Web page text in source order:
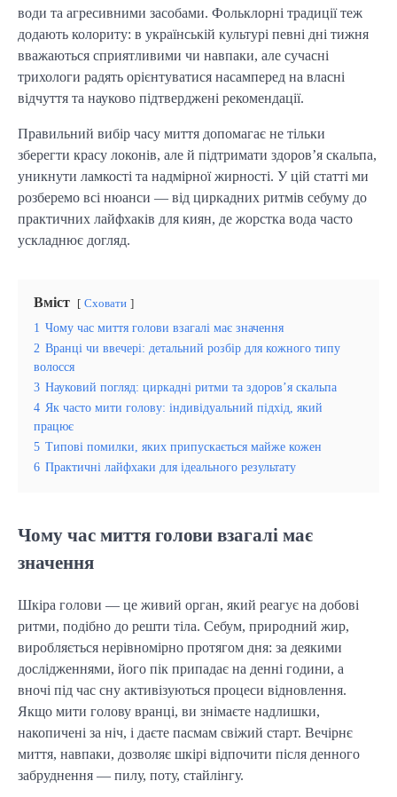
води та агресивними засобами. Фольклорні традиції теж
додають колориту: в українській культурі певні дні тижня
вважаються сприятливими чи навпаки, але сучасні
трихологи радять орієнтуватися насамперед на власні
відчуття та науково підтверджені рекомендації.
Правильний вибір часу миття допомагає не тільки
зберегти красу локонів, але й підтримати здоров’я скальпа,
уникнути ламкості та надмірної жирності. У цій статті ми
розберемо всі нюанси — від циркадних ритмів себуму до
практичних лайфхаків для киян, де жорстка вода часто
ускладнює догляд.
Вміст Сховати
1 Чому час миття голови взагалі має значення
2 Вранці чи ввечері: детальний розбір для кожного типу
волосся
3 Науковий погляд: циркадні ритми та здоров’я скальпа
4 Як часто мити голову: індивідуальний підхід, який
працює
5 Типові помилки, яких припускається майже кожен
6 Практичні лайфхаки для ідеального результату
Чому час миття голови взагалі має
значення
Шкіра голови — це живий орган, який реагує на добові
ритми, подібно до решти тіла. Себум, природний жир,
виробляється нерівномірно протягом дня: за деякими
дослідженнями, його пік припадає на денні години, а
вночі під час сну активізуються процеси відновлення.
Якщо мити голову вранці, ви знімаєте надлишки,
накопичені за ніч, і даєте пасмам свіжий старт. Вечірнє
миття, навпаки, дозволяє шкірі відпочити після денного
забруднення — пилу, поту, стайлінгу.